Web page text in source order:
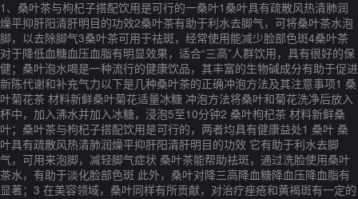
1、桑叶茶与枸杞子搭配饮用是可行的一桑叶1桑叶具有疏散风热清肺润
燥平抑肝阳清肝明目的功效2桑叶茶有助于利水去脚气，可将桑叶茶水泡
脚，以去除脚气3桑叶茶可用于祛斑，经常使用能减少脸部色斑4桑叶茶
对于降低血糖血压血脂有明显效果，适合“三高”人群饮用，具有很好的保
健；桑叶泡水喝是一种流行的健康饮品，其丰富的生物碱成分有助于促进
新陈代谢和补充气力以下是几种桑叶茶的正确冲泡方法及其注意事项1 桑
叶菊花茶 材料新鲜桑叶菊花适量冰糖 冲泡方法将桑叶和菊花洗净后放入
杯中，加入沸水并加入冰糖，浸泡5至10分钟2 桑叶枸杞茶 材料新鲜桑
叶；桑叶茶与枸杞子搭配饮用是可行的，两者均具有健康益处1 桑叶 桑
叶具有疏散风热清肺润燥平抑肝阳清肝明目的功效 它有助于利水去脚
气，可用来泡脚，减轻脚气症状 桑叶茶能帮助祛斑，通过洗脸使用桑叶
茶水，有助于淡化脸部色斑 此外，桑叶对降三高降血糖降血压降血脂有
显著；3 在美容领域，桑叶同样有所贡献，对治疗痤疮和黄褐斑有一定的